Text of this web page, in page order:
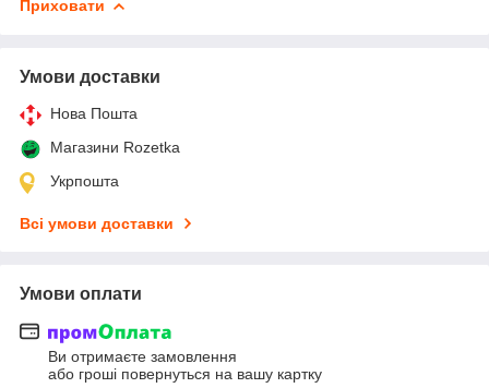
Приховати
Умови доставки
Нова Пошта
Магазини Rozetka
Укрпошта
Всі умови доставки
Умови оплати
Ви отримаєте замовлення
або гроші повернуться на вашу картку